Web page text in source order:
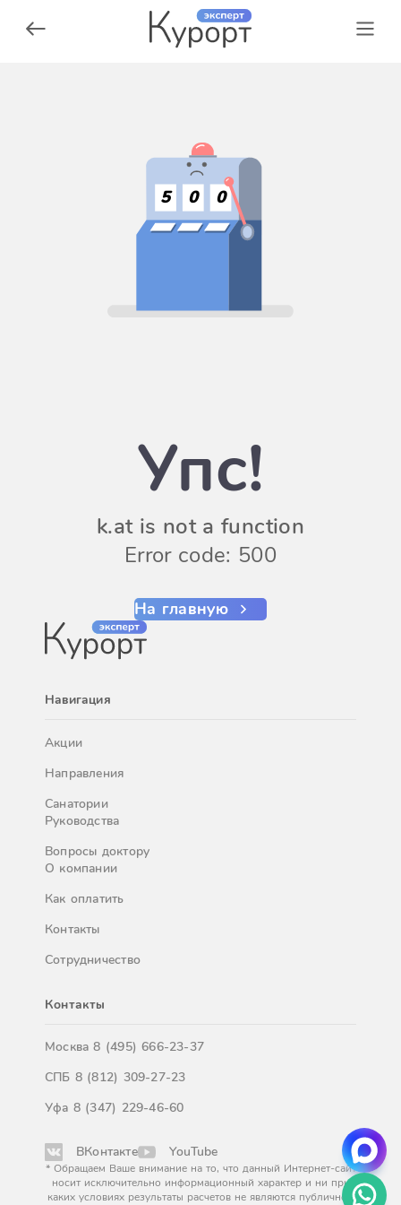
5 0 0
Упс!
k.at is not a function
Error code: 500
На главную
Навигация
Акции
Направления
Санатории
Руководства
Вопросы доктору
О компании
Как оплатить
Контакты
Сотрудничество
Контакты
Москва8 (495) 666-23-37
СПБ 8 (812) 309-27-23
Уфа 8 (347) 229-46-60
ВКонтакте YouTube
* Обращаем Ваше внимание на то, что данный Интернет-сайт
носит исключительно информационный характер и ни при
каких условиях результаты расчетов не являются публичной